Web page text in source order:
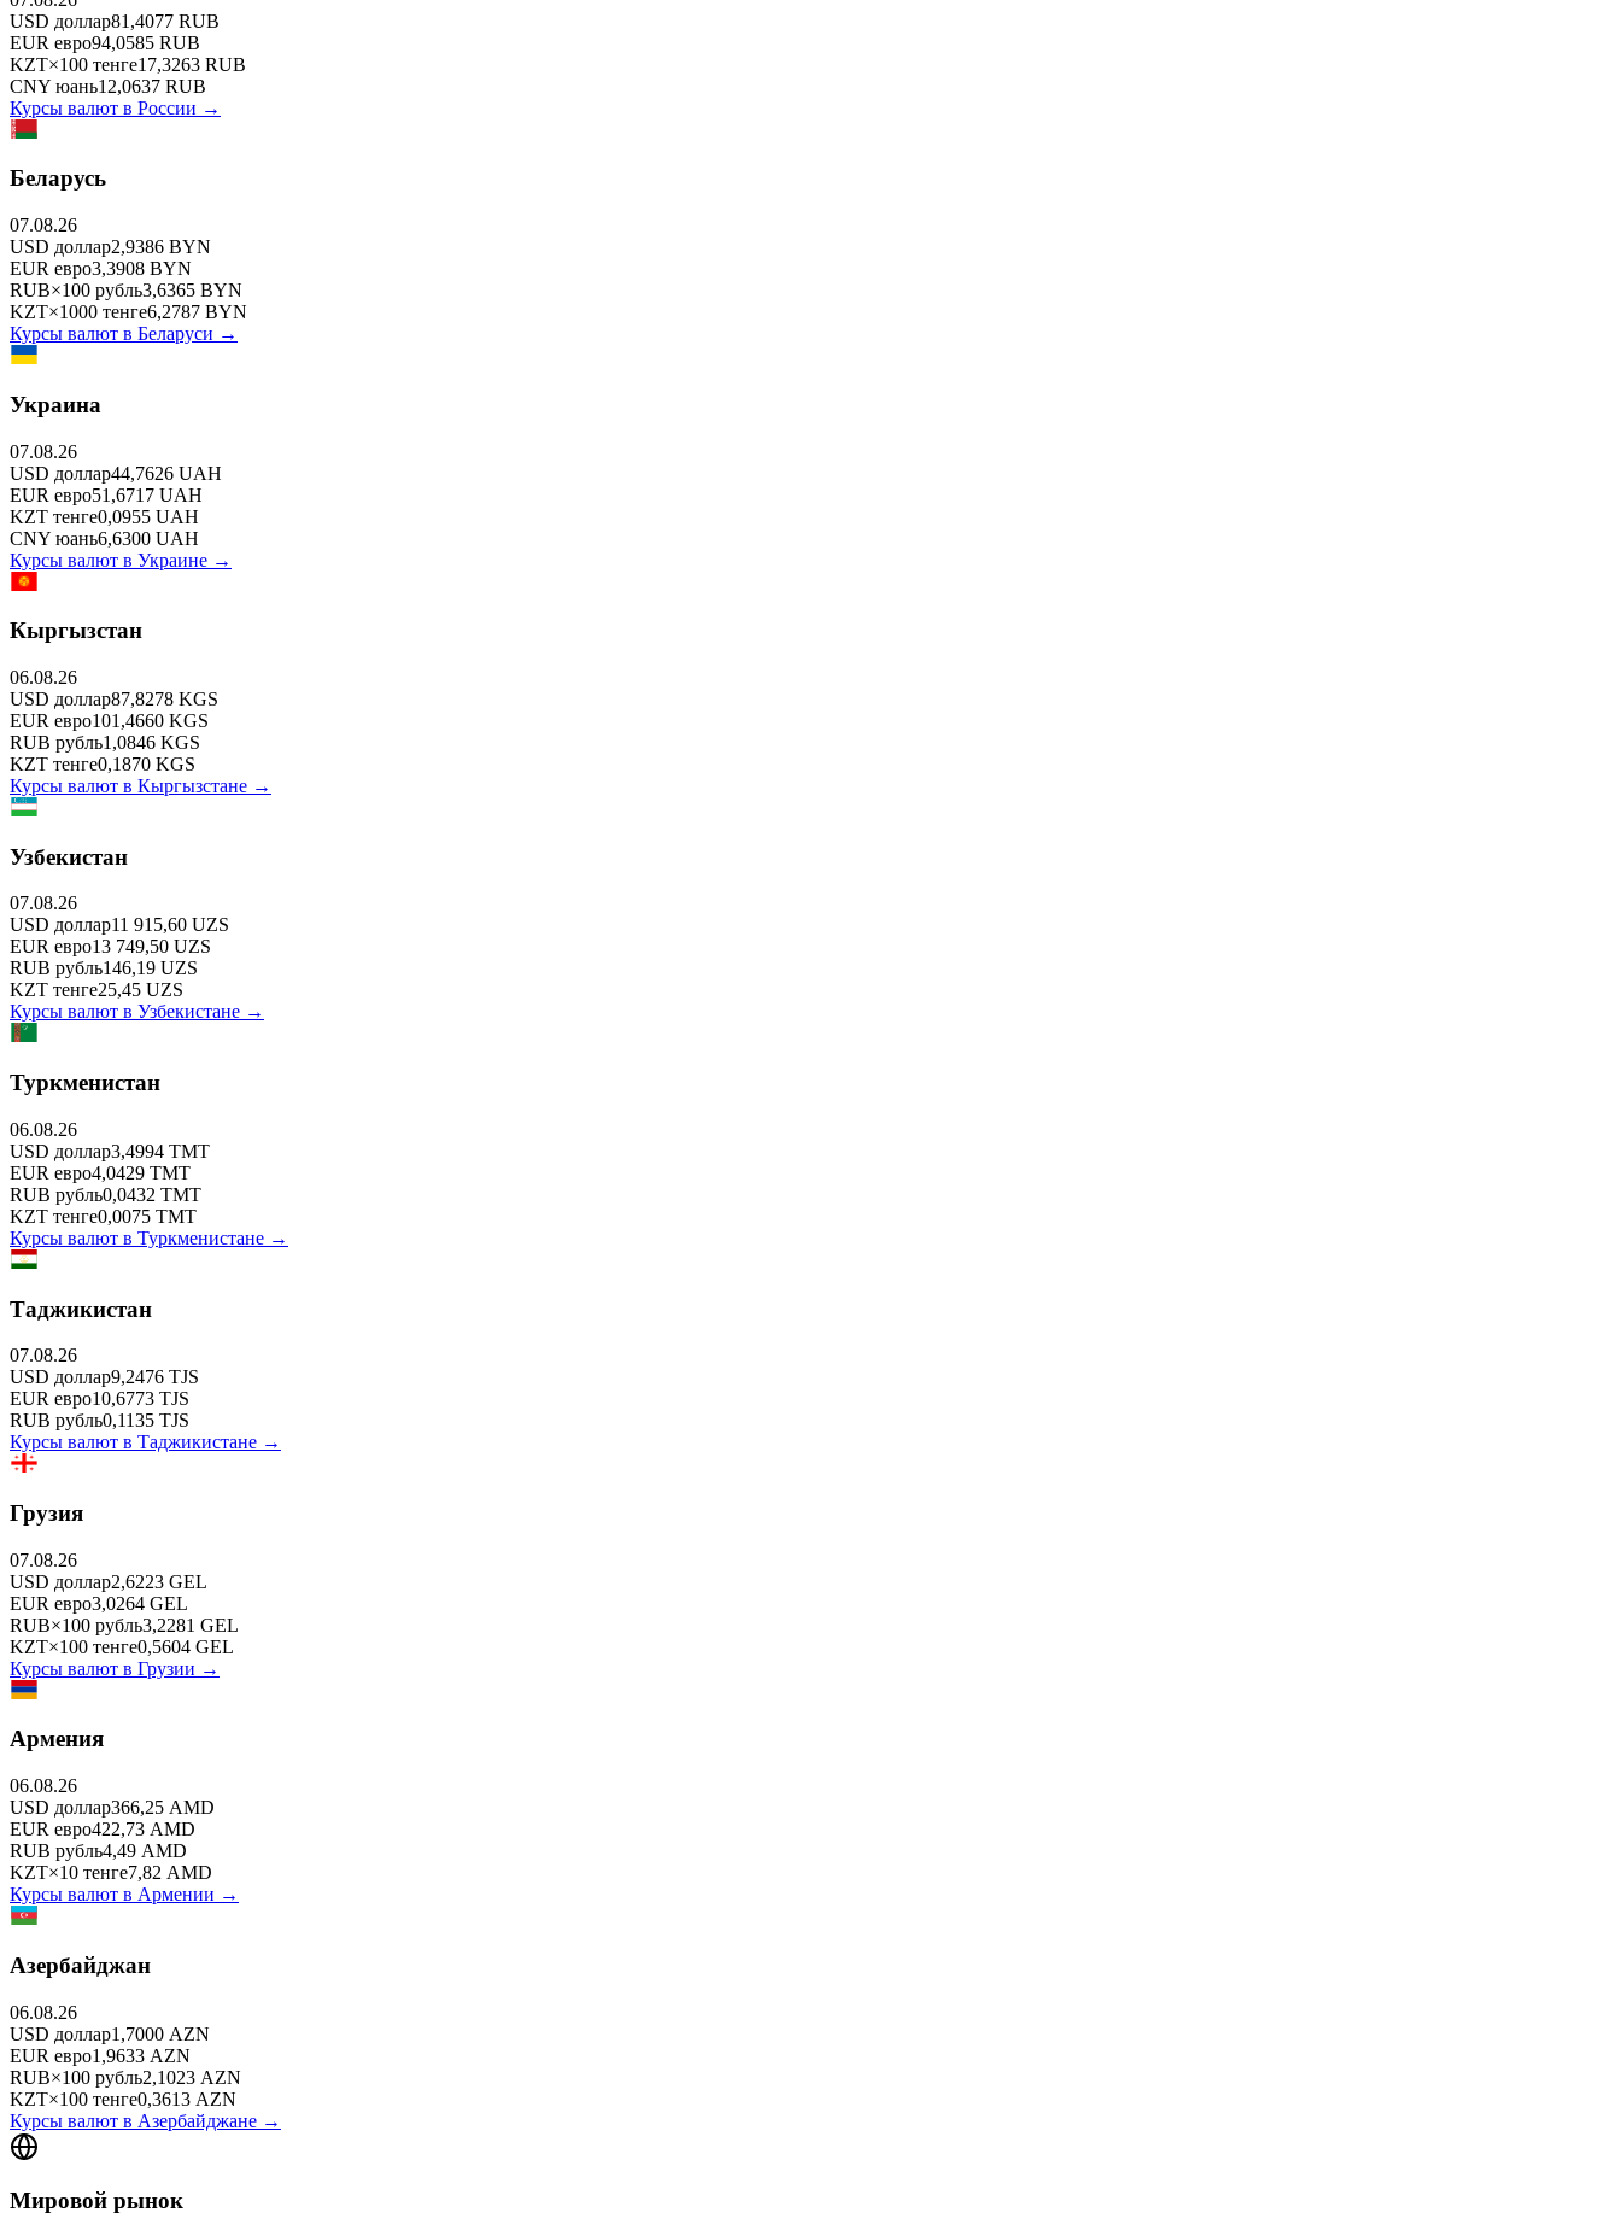
USD доллар81,4077 RUB
EUR евро94,0585 RUB
KZT×100 тенге17,3263 RUB
CNY юань12,0637 RUB
Курсы валют в России →
Беларусь
07.08.26
USD доллар2,9386 BYN
EUR евро3,3908 BYN
RUB×100 рубль3,6365 BYN
KZT×1000 тенге6,2787 BYN
Курсы валют в Беларуси →
Украина
07.08.26
USD доллар44,7626 UAH
EUR евро51,6717 UAH
KZT тенге0,0955 UAH
CNY юань6,6300 UAH
Курсы валют в Украине →
Кыргызстан
06.08.26
USD доллар87,8278 KGS
EUR евро101,4660 KGS
RUB рубль1,0846 KGS
KZT тенге0,1870 KGS
Курсы валют в Кыргызстане →
Узбекистан
07.08.26
USD доллар11 915,60 UZS
EUR евро13 749,50 UZS
RUB рубль146,19 UZS
KZT тенге25,45 UZS
Курсы валют в Узбекистане →
Туркменистан
06.08.26
USD доллар3,4994 TMT
EUR евро4,0429 TMT
RUB рубль0,0432 TMT
KZT тенге0,0075 TMT
Курсы валют в Туркменистане →
Таджикистан
07.08.26
USD доллар9,2476 TJS
EUR евро10,6773 TJS
RUB рубль0,1135 TJS
Курсы валют в Таджикистане →
Грузия
07.08.26
USD доллар2,6223 GEL
EUR евро3,0264 GEL
RUB×100 рубль3,2281 GEL
KZT×100 тенге0,5604 GEL
Курсы валют в Грузии →
Армения
06.08.26
USD доллар366,25 AMD
EUR евро422,73 AMD
RUB рубль4,49 AMD
KZT×10 тенге7,82 AMD
Курсы валют в Армении →
Азербайджан
06.08.26
USD доллар1,7000 AZN
EUR евро1,9633 AZN
RUB×100 рубль2,1023 AZN
KZT×100 тенге0,3613 AZN
Курсы валют в Азербайджане →
Мировой рынок